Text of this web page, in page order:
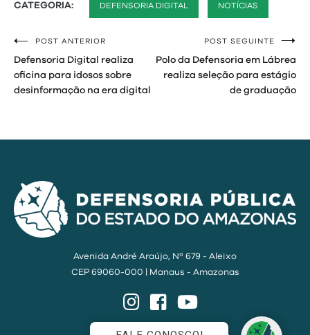
CATEGORIA: DEFENSORIA DIGITAL NOTÍCIAS
Navegação
de
Post
POST ANTERIOR
Defensoria Digital realiza
oficina para idosos sobre
desinformação na era digital
POST SEGUINTE
Polo da Defensoria em Lábrea
realiza seleção para estágio
de graduação
Avenida André Araújo, Nº 679 - Aleixo
CEP 69060-000 | Manaus - Amazonas
InstagramFacebook